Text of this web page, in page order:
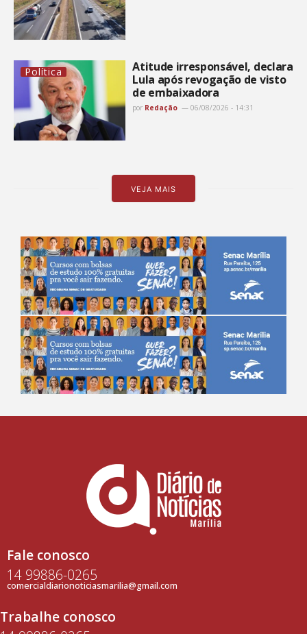
Política
Atitude irresponsável, declara
Lula após revogação de visto
de embaixadora
por Redação 06/08/2026 - 14:31
VEJA MAIS
Fale conosco
14 99886-0265
comercialdiarionoticiasmarilia@gmail.com
Trabalhe conosco